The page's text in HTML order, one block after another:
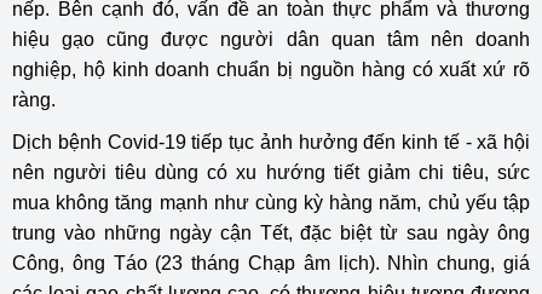
nếp. Bên cạnh đó, vấn đề an toàn thực phẩm và thương
hiệu gạo cũng được người dân quan tâm nên doanh
nghiệp, hộ kinh doanh chuẩn bị nguồn hàng có xuất xứ rõ
ràng.
Dịch bệnh Covid-19 tiếp tục ảnh hưởng đến kinh tế - xã hội
nên người tiêu dùng có xu hướng tiết giảm chi tiêu, sức
mua không tăng mạnh như cùng kỳ hàng năm, chủ yếu tập
trung vào những ngày cận Tết, đặc biệt từ sau ngày ông
Công, ông Táo (23 tháng Chạp âm lịch). Nhìn chung, giá